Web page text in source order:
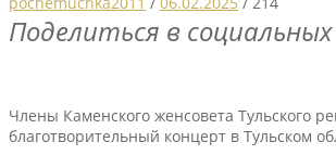
Поделиться в
Члены Каменского женсовета Тульского
благотворительный концерт в Тульском